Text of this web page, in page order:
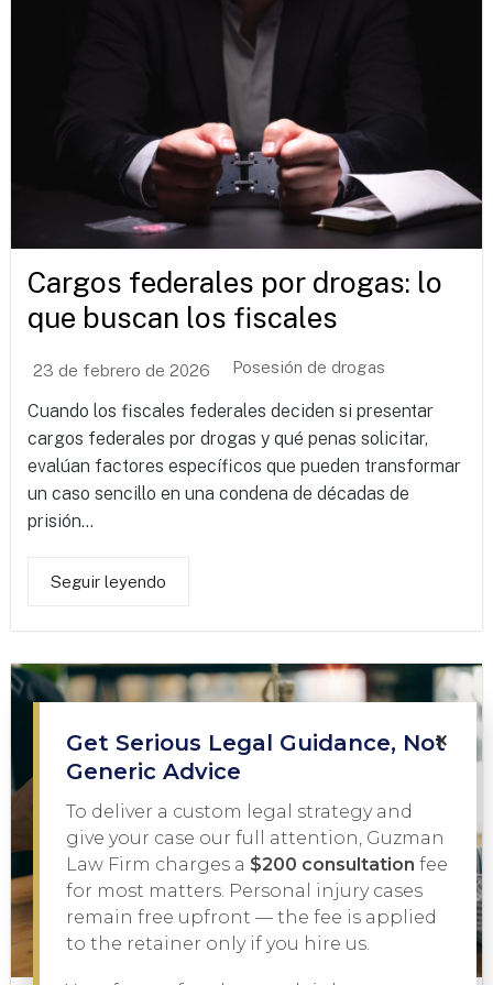
Cargos federales por drogas: lo
que buscan los fiscales
23 de febrero de 2026 Posesión de drogas
Cuando los fiscales federales deciden si presentar
cargos federales por drogas y qué penas solicitar,
evalúan factores específicos que pueden transformar
un caso sencillo en una condena de décadas de
prisión...
Seguir leyendo
×
Get Serious Legal Guidance, Not
Generic Advice
To deliver a custom legal strategy and
give your case our full attention, Guzman
Law Firm charges a $200 consultation fee
for most matters. Personal injury cases
remain free upfront — the fee is applied
to the retainer only if you hire us.